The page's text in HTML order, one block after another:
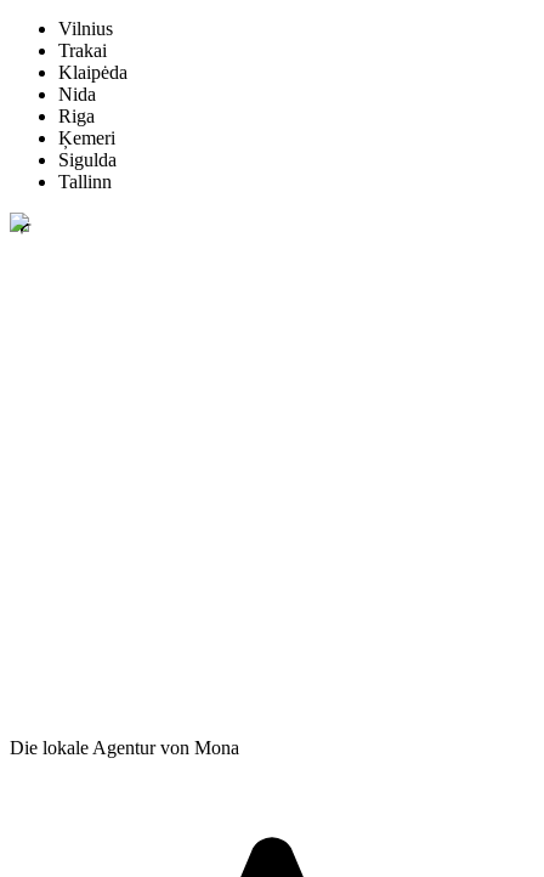
Vilnius
Trakai
Klaipėda
Nida
Riga
Ķemeri
Sigulda
Tallinn
Die lokale Agentur von Mona